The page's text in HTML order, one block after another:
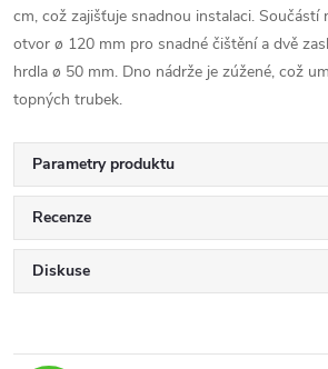
cm, což zajišťuje snadnou instalaci. Součástí
otvor ø 120 mm pro snadné čištění a dvě
hrdla ø 50 mm. Dno nádrže je zúžené, což
topných trubek.
Parametry produktu
Recenze
Diskuse